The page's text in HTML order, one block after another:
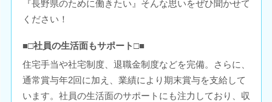
『長野県のために働きたい』そんな思いをぜひ聞かせて
ください！
■□社員の生活面もサポート□■
住宅手当や社宅制度、退職金制度などを完備。さらに、
通常賞与年2回に加え、業績により期末賞与を支給して
います。社員の生活面のサポートにも注力しており、収